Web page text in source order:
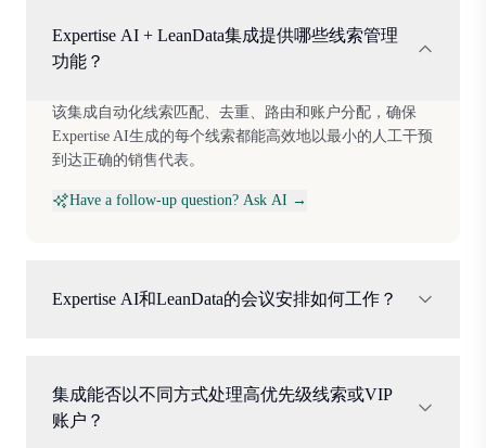
Expertise AI + LeanData集成提供哪些线索管理
功能？
该集成自动化线索匹配、去重、路由和账户分配，确保
Expertise AI生成的每个线索都能高效地以最小的人工干预
到达正确的销售代表。
Have a follow-up question? Ask AI →
Expertise AI和LeanData的会议安排如何工作？
集成能否以不同方式处理高优先级线索或VIP
账户？